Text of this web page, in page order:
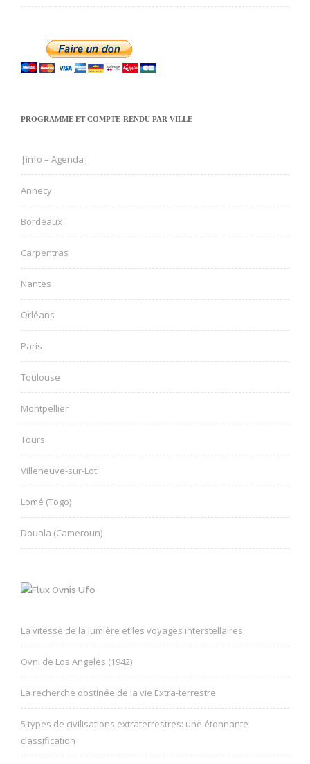
PROGRAMME ET COMPTE-RENDU PAR VILLE
|info – Agenda|
Annecy
Bordeaux
Carpentras
Nantes
Orléans
Paris
Toulouse
Montpellier
Tours
Villeneuve-sur-Lot
Lomé (Togo)
Douala (Cameroun)
Ovnis Ufo
La vitesse de la lumière et les voyages interstellaires
Ovni de Los Angeles (1942)
La recherche obstinée de la vie Extra-terrestre
5 types de civilisations extraterrestres: une étonnante
classification